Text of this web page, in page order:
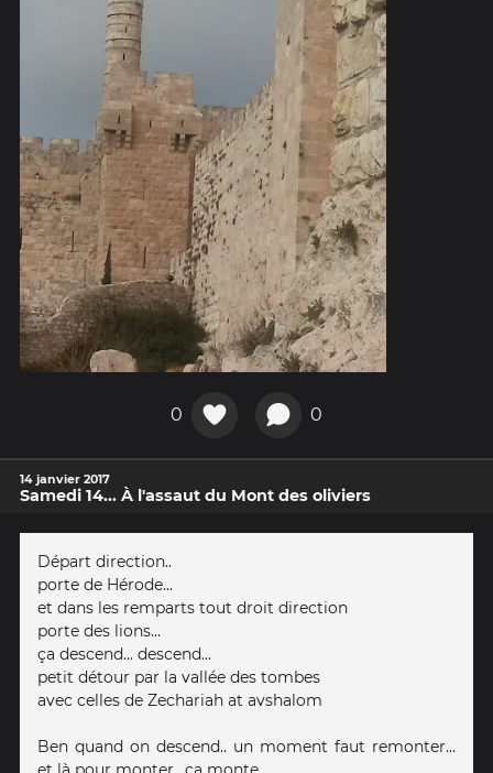
0 0
14 janvier 2017
Samedi 14... À l'assaut du Mont des oliviers
Départ direction..
porte de Hérode...
et dans les remparts tout droit direction
porte des lions...
ça descend... descend...
petit détour par la vallée des tombes
avec celles de Zechariah at avshalom
Ben quand on descend.. un moment faut remonter...